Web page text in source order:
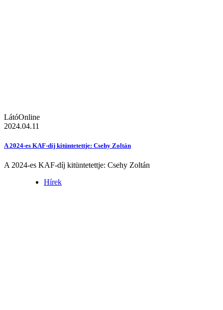
LátóOnline
2024.04.11
A 2024-es KAF-díj kitüntetettje: Csehy Zoltán
A 2024-es KAF-díj kitüntetettje: Csehy Zoltán
Hírek